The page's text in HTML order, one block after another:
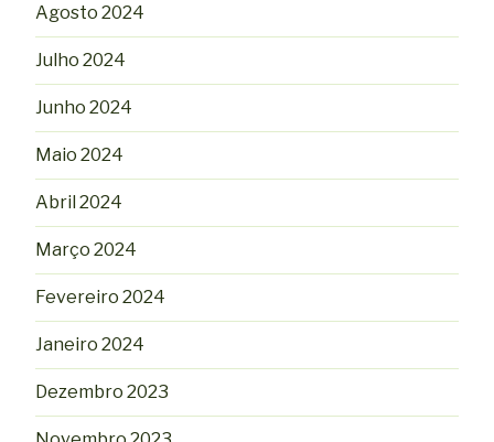
Agosto 2024
Julho 2024
Junho 2024
Maio 2024
Abril 2024
Março 2024
Fevereiro 2024
Janeiro 2024
Dezembro 2023